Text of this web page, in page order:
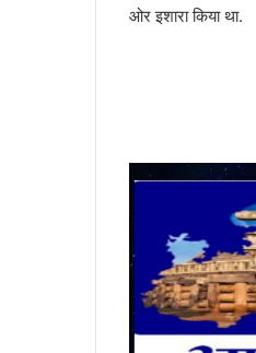
ओर इशारा किया था.